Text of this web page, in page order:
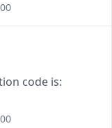
code is: